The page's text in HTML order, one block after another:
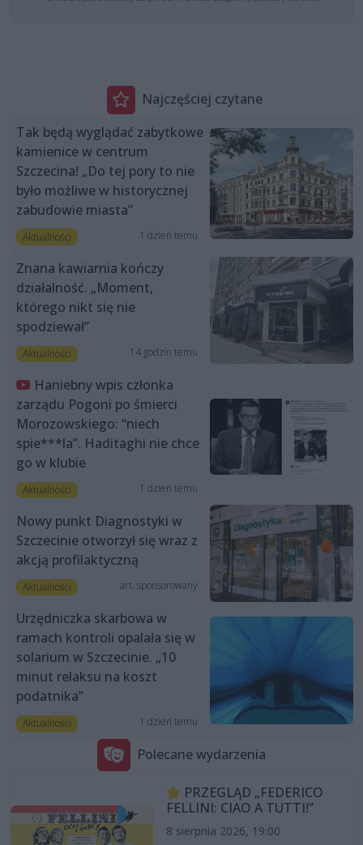
Najczęściej czytane
Tak będą wyglądać zabytkowe
kamienice w centrum
Szczecina! „Do tej pory to nie
było możliwe w historycznej
zabudowie miasta”
Aktualności 1 dzień temu
Znana kawiarnia kończy
działalność. „Moment,
którego nikt się nie
spodziewał”
Aktualności 14 godzin temu
Haniebny wpis członka
zarządu Pogoni po śmierci
Morozowskiego: “niech
spie***la”. Haditaghi nie chce
go w klubie
Aktualności 1 dzień temu
Nowy punkt Diagnostyki w
Szczecinie otworzył się wraz z
akcją profilaktyczną
Aktualności art. sponsorowany
Urzędniczka skarbowa w
ramach kontroli opalała się w
solarium w Szczecinie. „10
minut relaksu na koszt
podatnika”
Aktualności 1 dzień temu
Polecane wydarzenia
PRZEGLĄD „FEDERICO
FELLINI: CIAO A TUTTI!”
8 sierpnia 2026, 19:00